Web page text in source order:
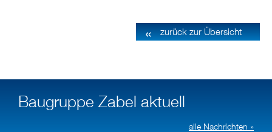
zurück zur Übersicht
Baugruppe Zabel aktuell
alle Nachrichten »